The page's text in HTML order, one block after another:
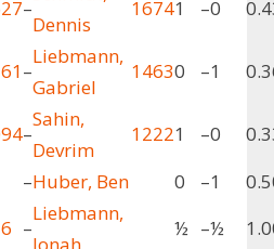
–
Dennis
16741 –0
–
Liebmann,
Gabriel
14630 –1
–
Sahin,
Devrim
12221 –0
–Huber, Ben 0 –1
–
Liebmann,
½ –½